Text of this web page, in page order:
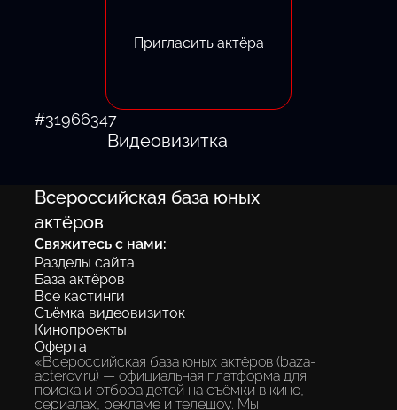
Пригласить актёра
#31966347
Видеовизитка
Всероссийская база юных
актёров
Свяжитесь с нами:
Разделы сайта:
База актёров
Все кастинги
Съёмка видеовизиток
Кинопроекты
Оферта
«Всероссийская база юных актёров (baza-
acterov.ru) — официальная платформа для
поиска и отбора детей на съёмки в кино,
сериалах, рекламе и телешоу. Мы